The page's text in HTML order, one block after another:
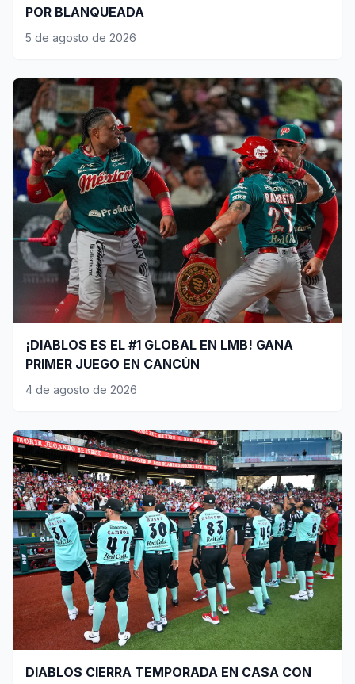
POR BLANQUEADA
5 de agosto de 2026
¡DIABLOS ES EL #1 GLOBAL EN LMB! GANA
PRIMER JUEGO EN CANCÚN
4 de agosto de 2026
DIABLOS CIERRA TEMPORADA EN CASA CON